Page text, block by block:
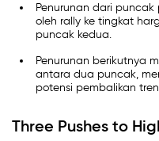
Penurunan dari
oleh rally ke tingkat
puncak kedua.
Penurunan berikutnya
antara dua puncak,
potensi pembalikan
Three Pushes to